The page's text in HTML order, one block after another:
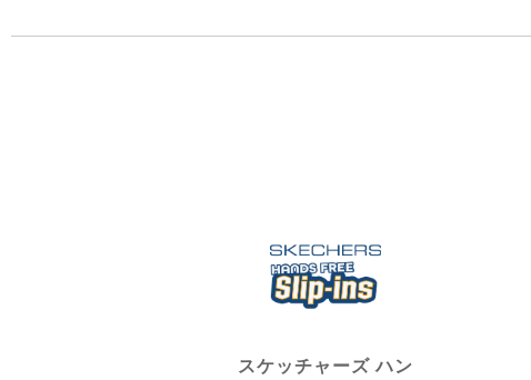
スケッチャーズ ハン